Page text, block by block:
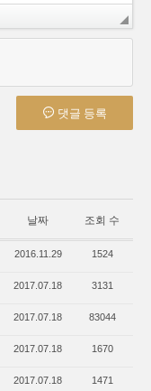
댓글 등록
날짜 조회 수
2016.11.29 1524
2017.07.18 3131
2017.07.18 83044
2017.07.18 1670
2017.07.18 1471